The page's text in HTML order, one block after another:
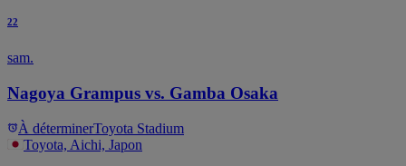
22
sam.
Nagoya Grampus vs. Gamba Osaka
À déterminerToyota Stadium
Toyota, Aichi, Japon